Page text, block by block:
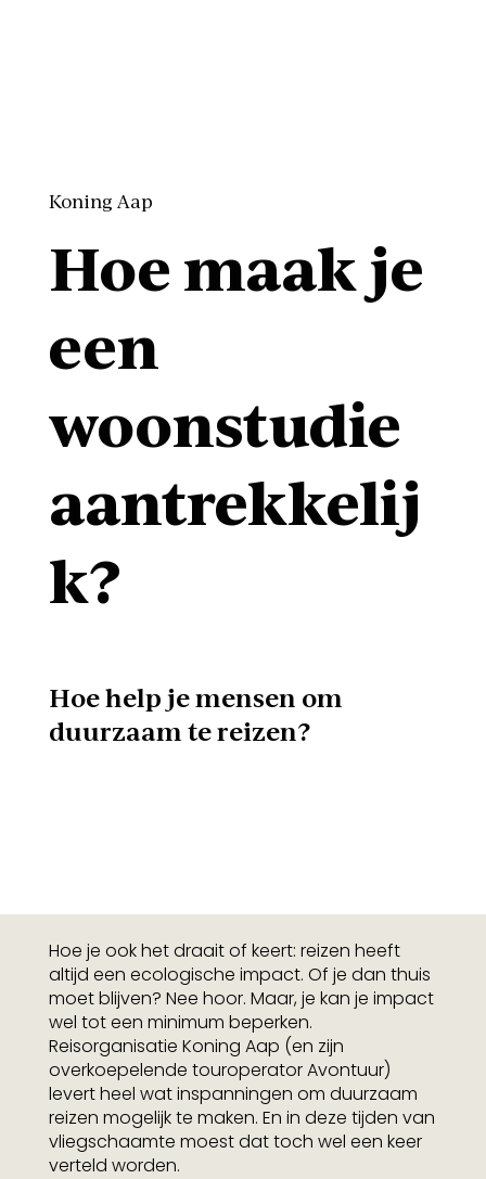
Koning Aap
Hoe maak je
een
woonstudie
aantrekkelij
k?
Hoe help je mensen om
duurzaam te reizen?
Hoe je ook het draait of keert: reizen heeft
altijd een ecologische impact. Of je dan thuis
moet blijven? Nee hoor. Maar, je kan je impact
wel tot een minimum beperken.
Reisorganisatie Koning Aap (en zijn
overkoepelende touroperator Avontuur)
levert heel wat inspanningen om duurzaam
reizen mogelijk te maken. En in deze tijden van
vliegschaamte moest dat toch wel een keer
verteld worden.